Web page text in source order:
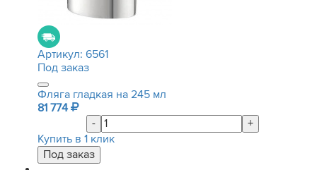
Артикул: 6561
Под заказ
Фляга гладкая на 245 мл
81 774
-
+
Купить в 1 клик